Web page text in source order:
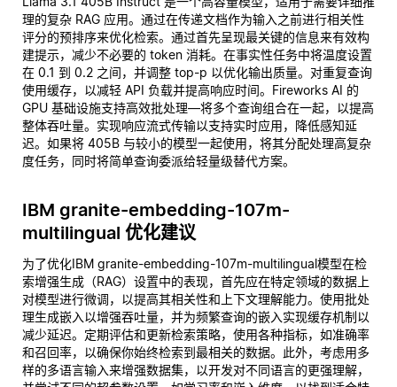
理的复杂 RAG 应用。通过在传递文档作为输入之前进行相关性
评分的预排序来优化检索。通过首先呈现最关键的信息来有效构
建提示，减少不必要的 token 消耗。在事实性任务中将温度设置
在 0.1 到 0.2 之间，并调整 top-p 以优化输出质量。对重复查询
使用缓存，以减轻 API 负载并提高响应时间。Fireworks AI 的
GPU 基础设施支持高效批处理—将多个查询组合在一起，以提高
整体吞吐量。实现响应流式传输以支持实时应用，降低感知延
迟。如果将 405B 与较小的模型一起使用，将其分配处理高复杂
度任务，同时将简单查询委派给轻量级替代方案。
IBM granite-embedding-107m-
multilingual 优化建议
为了优化IBM granite-embedding-107m-multilingual模型在检
索增强生成（RAG）设置中的表现，首先应在特定领域的数据上
对模型进行微调，以提高其相关性和上下文理解能力。使用批处
理生成嵌入以增强吞吐量，并为频繁查询的嵌入实现缓存机制以
减少延迟。定期评估和更新检索策略，使用各种指标，如准确率
和召回率，以确保你始终检索到最相关的数据。此外，考虑用多
样的多语言输入来增强数据集，以开发对不同语言的更强理解，